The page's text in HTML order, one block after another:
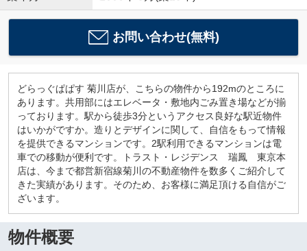
お問い合わせ(無料)
どらっぐぱぱす 菊川店が、こちらの物件から192mのところに
あります。共用部にはエレベータ・敷地内ごみ置き場などが揃
っております。駅から徒歩3分というアクセス良好な駅近物件
はいかがですか。造りとデザインに関して、自信をもって情報
を提供できるマンションです。2駅利用できるマンションは電
車での移動が便利です。トラスト・レジデンス 瑞鳳 東京本
店は、今まで都営新宿線菊川の不動産物件を数多くご紹介して
きた実績があります。そのため、お客様に満足頂ける自信がご
ざいます。
物件概要